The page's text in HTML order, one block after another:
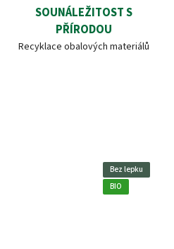
SOUNÁLEŽITOST S
PŘÍRODOU
Recyklace obalových materiálů
Bez lepku
BIO